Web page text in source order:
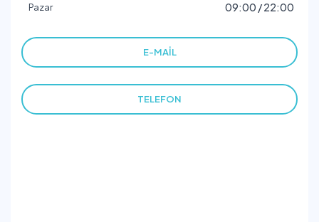
Pazar 09:00 / 22:00
E-MAIL
TELEFON